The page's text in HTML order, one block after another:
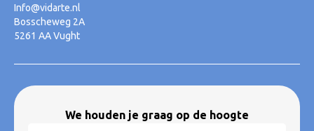
Info@vidarte.nl
Bosscheweg 2A
5261 AA Vught
We houden je graag op de hoogte